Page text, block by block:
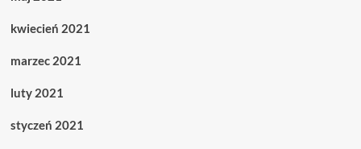
kwiecień 2021
marzec 2021
luty 2021
styczeń 2021